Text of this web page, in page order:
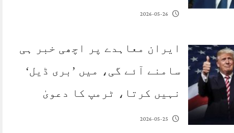
2026-05-26
ایران معاہدے پر اچھی خبر ہی
سامنے آئے گی، میں ’بری ڈیل‘
نہیں کرتا، ٹرمپ کا دعویٰ
2026-05-25